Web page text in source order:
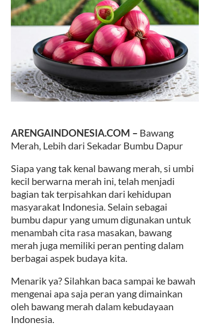
ARENGAINDONESIA.COM – Bawang
Merah, Lebih dari Sekadar Bumbu Dapur
Siapa yang tak kenal bawang merah, si umbi
kecil berwarna merah ini, telah menjadi
bagian tak terpisahkan dari kehidupan
masyarakat Indonesia. Selain sebagai
bumbu dapur yang umum digunakan untuk
menambah cita rasa masakan, bawang
merah juga memiliki peran penting dalam
berbagai aspek budaya kita.
Menarik ya? Silahkan baca sampai ke bawah
mengenai apa saja peran yang dimainkan
oleh bawang merah dalam kebudayaan
Indonesia.